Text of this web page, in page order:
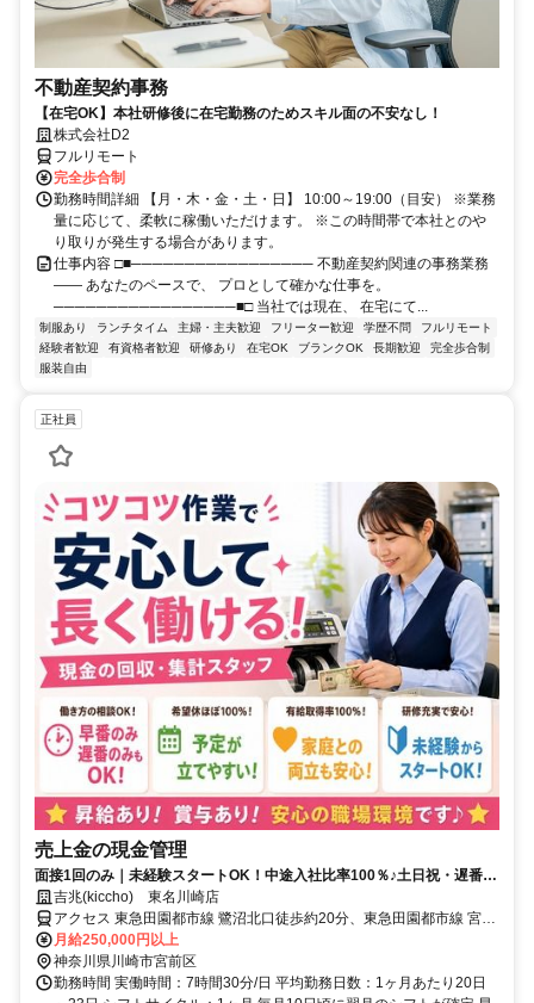
不動産契約事務
【在宅OK】本社研修後に在宅勤務のためスキル面の不安なし！
株式会社D2
フルリモート
完全歩合制
勤務時間詳細 【月・木・金・土・日】 10:00～19:00（目安） ※業務
量に応じて、柔軟に稼働いただけます。 ※この時間帯で本社とのや
り取りが発生する場合があります。
仕事内容 □■───────────────── 不動産契約関連の事務業務
―― あなたのペースで、 プロとして確かな仕事を。
─────────────────■□ 当社では現在、 在宅にて...
制服あり ランチタイム 主婦・主夫歓迎 フリーター歓迎 学歴不問
フルリモート
経験者歓迎
有資格者歓迎 研修あり 在宅OK ブランクOK 長期歓迎
完全歩合制
服装自由
正社員
売上金の現金管理
面接1回のみ｜未経験スタートOK！中途入社比率100％♪土日祝・遅番は
別途手当支給◎
吉兆(kiccho) 東名川崎店
アクセス 東急田園都市線 鷺沼北口徒歩約20分、東急田園都市線 宮前
平北口徒歩約19分、東急田園都市線 たまプラーザ北口徒歩約23分 バ
ス停「犬蔵」下車すぐ
月給250,000円以上
神奈川県川崎市宮前区
勤務時間 実働時間：7時間30分/日 平均勤務日数：1ヶ月あたり20日